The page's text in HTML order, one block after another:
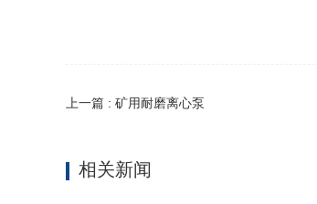
上一篇 : 矿用耐磨离心泵
相关新闻